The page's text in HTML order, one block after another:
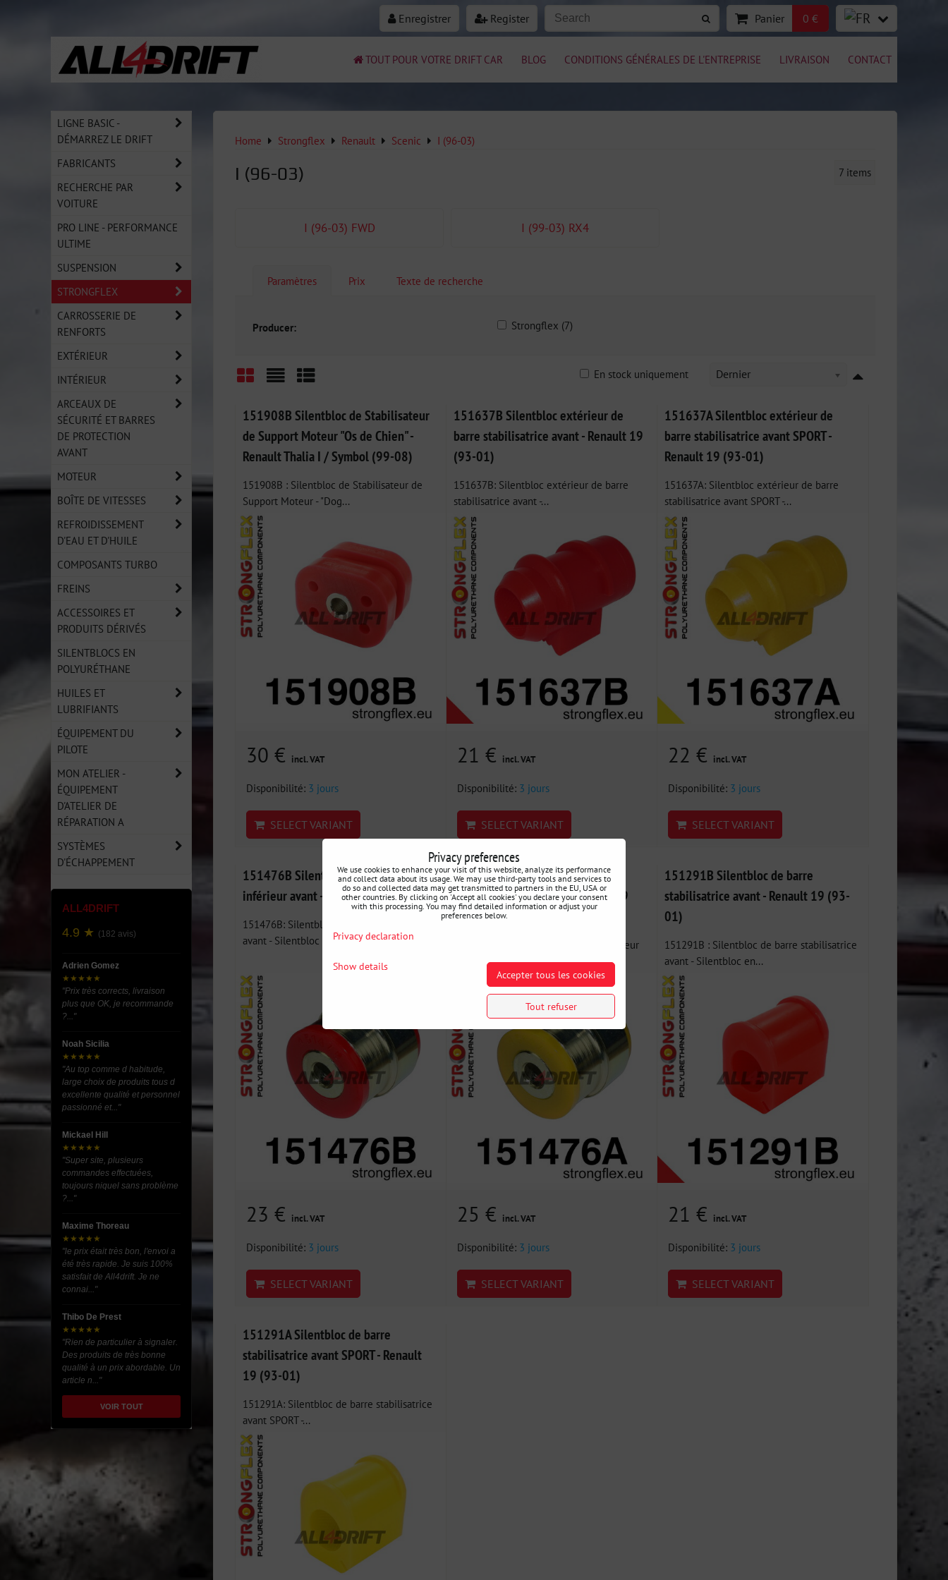
Enregistrer Register Panier 0 €
TOUT POUR VOTRE DRIFT CAR BLOG CONDITIONS GÉNÉRALES DE L'ENTREPRISE LIVRAISON CONTACT
Home Strongflex Renault Scenic I (96-03)
I (96-03) 7 items
I (96-03) FWD I (99-03) RX4
Paramètres Prix Texte de recherche
Producer: Strongflex (7)
Dernier
En stock uniquement
151908B Silentbloc de Stabilisateur
de Support Moteur "Os de Chien" -
Renault Thalia I / Symbol (99-08)
151908B : Silentbloc de Stabilisateur de
Support Moteur - "Dog...
30 € incl. VAT
Disponibilité: 3 jours
SELECT VARIANT
151637B Silentbloc extérieur de
barre stabilisatrice avant - Renault 19
(93-01)
151637B: Silentbloc extérieur de barre
stabilisatrice avant -...
21 € incl. VAT
Disponibilité: 3 jours
SELECT VARIANT
151637A Silentbloc extérieur de
barre stabilisatrice avant SPORT -
Renault 19 (93-01)
151637A: Silentbloc extérieur de barre
stabilisatrice avant SPORT -...
22 € incl. VAT
Disponibilité: 3 jours
SELECT VARIANT
151476B Silentbloc de triangle
inférieur avant - Renault 19 (93-01)
151476B: Silentbloc de triangle inférieur
avant - Silentbloc en...
23 € incl. VAT
Disponibilité: 3 jours
SELECT VARIANT
151476A Silentbloc de triangle
inférieur avant SPORT - Renault 19
(93-01)
151476A : Silentbloc de triangle inférieur
avant SPORT - Silentbloc...
25 € incl. VAT
Disponibilité: 3 jours
SELECT VARIANT
151291B Silentbloc de barre
stabilisatrice avant - Renault 19 (93-
01)
151291B : Silentbloc de barre stabilisatrice
avant - Silentbloc en...
21 € incl. VAT
Disponibilité: 3 jours
SELECT VARIANT
151291A Silentbloc de barre
stabilisatrice avant SPORT - Renault
19 (93-01)
151291A: Silentbloc de barre stabilisatrice
avant SPORT -...
LIGNE BASIC -
DÉMARREZ LE DRIFT
FABRICANTS
RECHERCHE PAR
VOITURE
PRO LINE - PERFORMANCE
ULTIME
SUSPENSION
STRONGFLEX
CARROSSERIE DE
RENFORTS
EXTÉRIEUR
INTÉRIEUR
ARCEAUX DE
SÉCURITÉ ET BARRES
DE PROTECTION
AVANT
MOTEUR
BOÎTE DE VITESSES
REFROIDISSEMENT
D'EAU ET D'HUILE
COMPOSANTS TURBO
FREINS
ACCESSOIRES ET
PRODUITS DÉRIVÉS
SILENTBLOCS EN
POLYURÉTHANE
HUILES ET
LUBRIFIANTS
ÉQUIPEMENT DU
PILOTE
MON ATELIER -
ÉQUIPEMENT
D'ATELIER DE
RÉPARATION A
SYSTÈMES
D'ÉCHAPPEMENT
ALL4DRIFT
4.9 ★ (182 avis)
Adrien Gomez
★★★★★
"Prix très corrects, livraison
plus que OK, je recommande
?..."
Noah Sicilia
★★★★★
"Au top comme d habitude,
large choix de produits tous d
excellente qualité et personnel
passionné et..."
Mickael Hill
★★★★★
"Super site, plusieurs
commandes effectuées,
toujours niquel sans problème
?..."
Maxime Thoreau
★★★★★
"le prix était très bon, l'envoi a
été très rapide. Je suis 100%
satisfait de All4drift. Je ne
connai..."
Thibo De Prest
★★★★★
"Rien de particulier à signaler.
Des produits de très bonne
qualité à un prix abordable. Un
article n..."
VOIR TOUT
Privacy preferences
We use cookies to enhance your visit of this website, analyze its performance
and collect data about its usage. We may use third-party tools and services to
do so and collected data may get transmitted to partners in the EU, USA or
other countries. By clicking on 'Accept all cookies' you declare your consent
with this processing. You may find detailed information or adjust your
preferences below.
Privacy declaration
Show details
Accepter tous les cookies
Tout refuser